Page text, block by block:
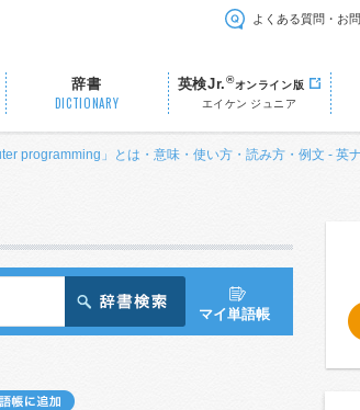
よくある質問・お
辞書
DICTIONARY
英検Jr.®オンライン版
エイケン ジュニア
programming」とは・意味・使い方・読み方・例文 - 英
マイ単語帳